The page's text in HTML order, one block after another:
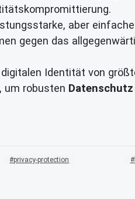
aber
gegen das
Identität von
um robusten Datenschutz
privacy-protection